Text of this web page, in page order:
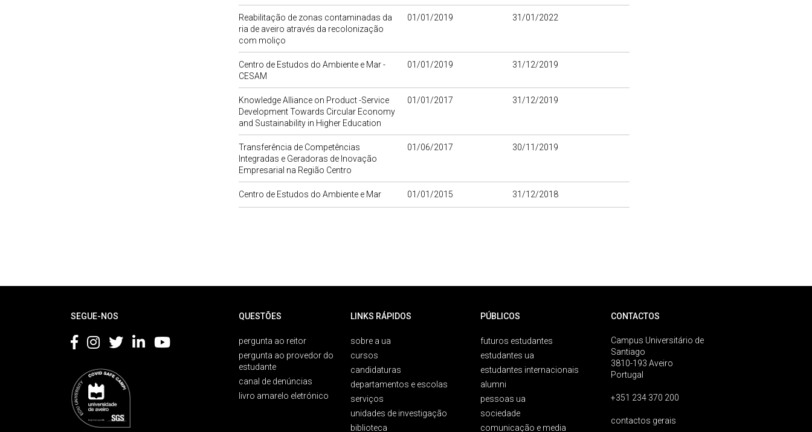
Reabilitação de zonas contaminadas da
ria de aveiro através da recolonização
com moliço
01/01/2019 31/01/2022
Centro de Estudos do Ambiente e Mar -
CESAM
01/01/2019 31/12/2019
Knowledge Alliance on Product -Service
Development Towards Circular Economy
and Sustainability in Higher Education
01/01/2017 31/12/2019
Transferência de Competências
Integradas e Geradoras de Inovação
Empresarial na Região Centro
01/06/2017 30/11/2019
Centro de Estudos do Ambiente e Mar 01/01/2015 31/12/2018
SEGUE-NOS QUESTÕES
pergunta ao reitor
pergunta ao provedor do
estudante
canal de denúncias
livro amarelo eletrónico
LINKS RÁPIDOS
sobre a ua
cursos
candidaturas
departamentos e escolas
serviços
unidades de investigação
biblioteca
PÚBLICOS
futuros estudantes
estudantes ua
estudantes internacionais
alumni
pessoas ua
sociedade
comunicação e media
CONTACTOS
Campus Universitário de
Santiago
3810-193 Aveiro
Portugal
+351 234 370 200
contactos gerais